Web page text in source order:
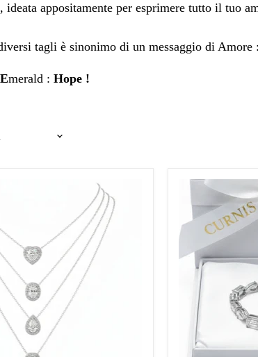
appositamente per esprimere tutto il tuo
tagli è sinonimo di un messaggio di Amore :
Emerald : Hope !